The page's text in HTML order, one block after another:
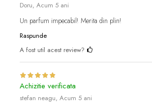
Doru, Acum 5 ani
Un parfum impecabil! Merita din plin!
Raspunde
A fost util acest review?
Achizitie verificata
stefan neagu, Acum 5 ani